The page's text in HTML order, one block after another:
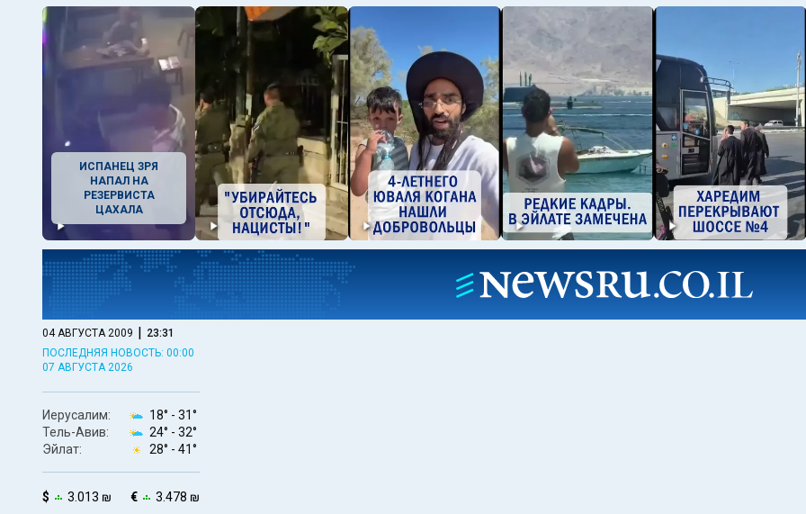
ИСПАНЕЦ ЗРЯ
НАПАЛ НА
РЕЗЕРВИСТА
ЦАХАЛА
04 АВГУСТА 2009 | 23:31
ПОСЛЕДНЯЯ НОВОСТЬ: 00:00
07 АВГУСТА 2026
Иерусалим: 18° - 31°
Тель-Авив:
24° - 32°
Эйлат:
28° - 41°
$ 3.013 ₪ € 3.478 ₪